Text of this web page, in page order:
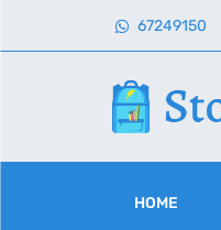
67249150
HOME